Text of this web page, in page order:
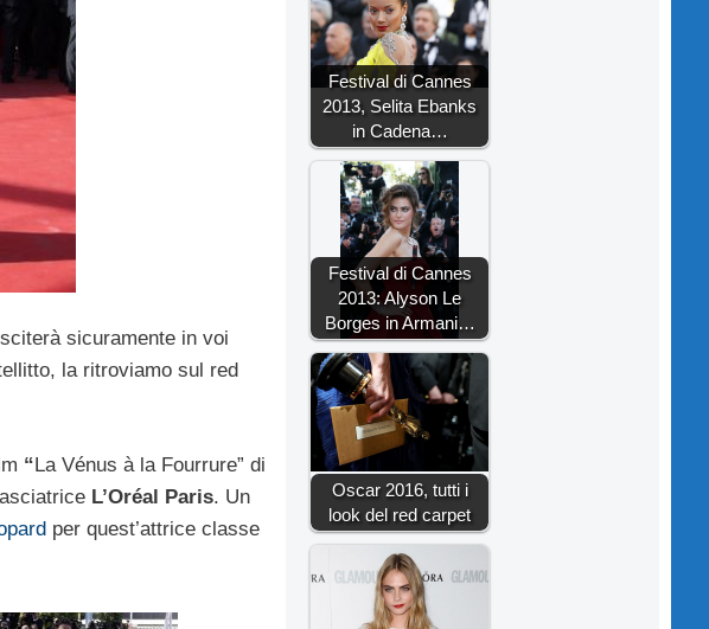
sicuramente in voi
la ritroviamo sul red
“La Vénus à la Fourrure” di
L’Oréal Paris. Un
per quest’attrice classe
Festival di Cannes
2013, Selita Ebanks
in Cadena…
Festival di Cannes
2013: Alyson Le
Borges in Armani…
Oscar 2016, tutti i
look del red carpet